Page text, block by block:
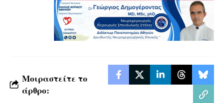
Μοιραστείτε το
άρθρο: